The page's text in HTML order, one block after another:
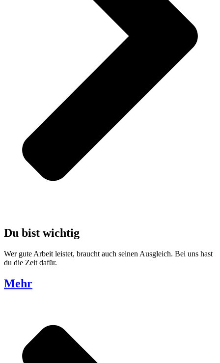
Du bist wichtig
Wer gute Arbeit leistet, braucht auch seinen Ausgleich. Bei uns hast
du die Zeit dafür.
Mehr